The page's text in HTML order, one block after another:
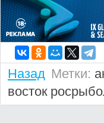
Назад Метки:
восток